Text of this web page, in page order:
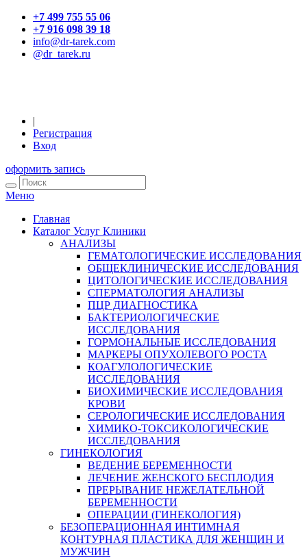
+7 499 755 55 06
+7 916 098 39 18
info@dr-tarek.com
@dr_tarek.ru
|
Регистрация
Вход
оформить запись
Меню
Главная
Каталог Услуг Клиники
АНАЛИЗЫ
ГЕМАТОЛОГИЧЕСКИЕ ИССЛЕДОВАНИЯ
ОБЩЕКЛИНИЧЕСКИЕ ИССЛЕДОВАНИЯ
ЦИТОЛОГИЧЕСКИЕ ИССЛЕДОВАНИЯ
СПЕРМАТОЛОГИЯ АНАЛИЗЫ
ПЦР ДИАГНОСТИКА
БАКТЕРИОЛОГИЧЕСКИЕ
ИССЛЕДОВАНИЯ
ГОРМОНАЛЬНЫЕ ИССЛЕДОВАНИЯ
МАРКЕРЫ ОПУХОЛЕВОГО РОСТА
КОАГУЛОЛОГИЧЕСКИЕ
ИССЛЕДОВАНИЯ
БИОХИМИЧЕСКИЕ ИССЛЕДОВАНИЯ
КРОВИ
СЕРОЛОГИЧЕСКИЕ ИССЛЕДОВАНИЯ
ХИМИКО-ТОКСИКОЛОГИЧЕСКИЕ
ИССЛЕДОВАНИЯ
ГИНЕКОЛОГИЯ
ВЕДЕНИЕ БЕРЕМЕННОСТИ
ЛЕЧЕНИЕ ЖЕНСКОГО БЕСПЛОДИЯ
ПРЕРЫВАНИЕ НЕЖЕЛАТЕЛЬНОЙ
БЕРЕМЕННОСТИ
ОПЕРАЦИИ (ГИНЕКОЛОГИЯ)
БЕЗОПЕРАЦИОННАЯ ИНТИМНАЯ
КОНТУРНАЯ ПЛАСТИКА ДЛЯ ЖЕНЩИН И
МУЖЧИН